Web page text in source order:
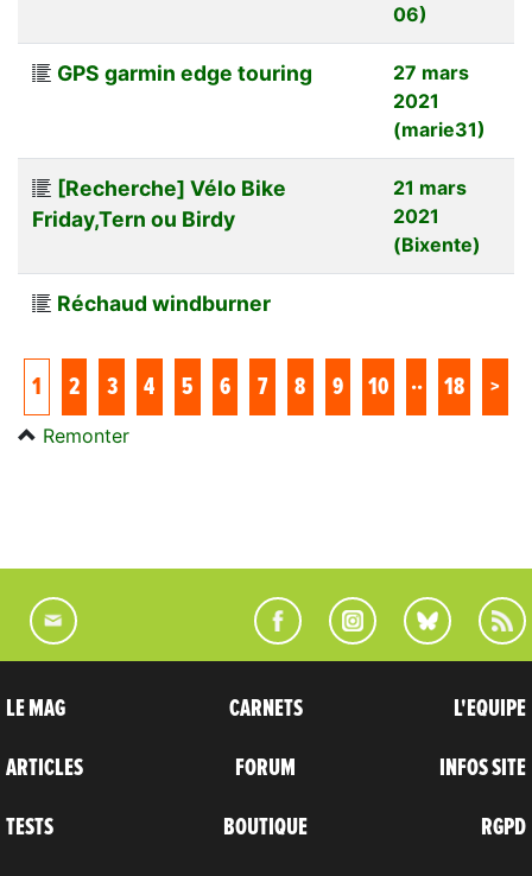
06)
GPS garmin edge touring
27 mars
2021
(marie31)
[Recherche] Vélo Bike
Friday,Tern ou Birdy
21 mars
2021
(Bixente)
Réchaud windburner
1 2 3 4 5 6 7 8 9 10 .. 18 >
Remonter
LE MAG
ARTICLES
TESTS
CARNETS
FORUM
BOUTIQUE
L'EQUIPE
INFOS SITE
RGPD